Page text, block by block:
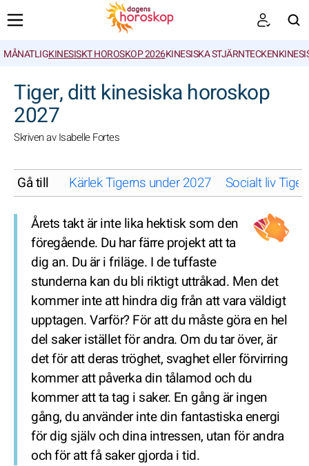
MÅNATLIGKINESISKT HOROSKOP 2026KINESISKA STJÄRNTECKEN
Tiger, ditt kinesiska horoskop
2027
Skriven av Isabelle Fortes
Gå till Kärlek Tigerns under 2027 Socialt liv
Årets takt är inte lika hektisk som den
föregående. Du har färre projekt att ta
dig an. Du är i friläge. I de tuffaste
stunderna kan du bli riktigt uttråkad. Men det
kommer inte att hindra dig från att vara väldigt
upptagen. Varför? För att du måste göra en hel
del saker istället för andra. Om du tar över, är
det för att deras tröghet, svaghet eller förvirring
kommer att påverka din tålamod och du
kommer att ta tag i saker. En gång är ingen
gång, du använder inte din fantastiska energi
för dig själv och dina intressen, utan för andra
och för att få saker gjorda i tid.